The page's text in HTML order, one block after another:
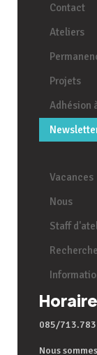
Contact
Ateliers
Projets
Adhésion
Vacances
Nous
Staff
Recherche
085/
Nous